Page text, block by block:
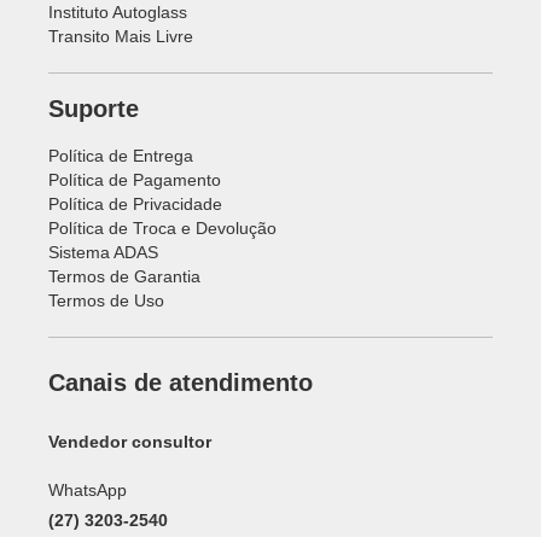
Instituto Autoglass
Transito Mais Livre
Suporte
Política de Entrega
Política de Pagamento
Política de Privacidade
Política de Troca e Devolução
Sistema ADAS
Termos de Garantia
Termos de Uso
Canais de atendimento
Vendedor consultor
WhatsApp
(27) 3203-2540